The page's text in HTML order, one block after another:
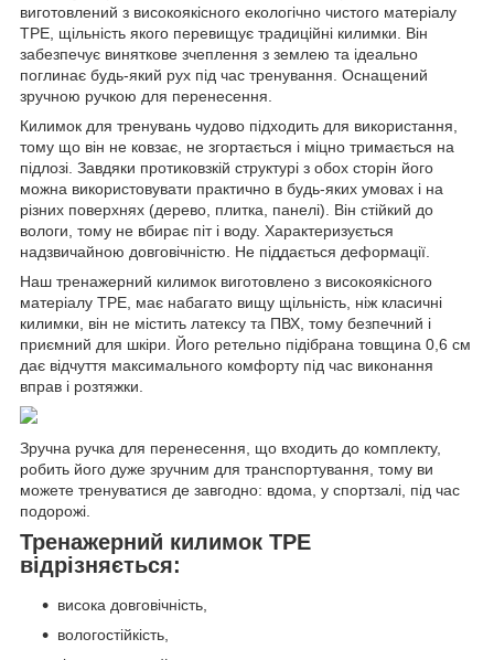
виготовлений з високоякісного екологічно чистого матеріалу
TPE, щільність якого перевищує традиційні килимки. Він
забезпечує виняткове зчеплення з землею та ідеально
поглинає будь-який рух під час тренування. Оснащений
зручною ручкою для перенесення.
Килимок для тренувань чудово підходить для використання,
тому що він не ковзає, не згортається і міцно тримається на
підлозі. Завдяки протиковзкій структурі з обох сторін його
можна використовувати практично в будь-яких умовах і на
різних поверхнях (дерево, плитка, панелі). Він стійкий до
вологи, тому не вбирає піт і воду. Характеризується
надзвичайною довговічністю. Не піддається деформації.
Наш тренажерний килимок виготовлено з високоякісного
матеріалу TPE, має набагато вищу щільність, ніж класичні
килимки, він не містить латексу та ПВХ, тому безпечний і
приємний для шкіри. Його ретельно підібрана товщина 0,6 см
дає відчуття максимального комфорту під час виконання
вправ і розтяжки.
Зручна ручка для перенесення, що входить до комплекту,
робить його дуже зручним для транспортування, тому ви
можете тренуватися де завгодно: вдома, у спортзалі, під час
подорожі.
Тренажерний килимок TPE
відрізняється:
висока довговічність,
вологостійкість,